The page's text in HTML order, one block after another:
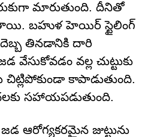
మారుతుంది. దీనితో
బహుళ హెయిర్ స్టైలింగ్
దెబ్బ తినడానికి దారి
వేసుకోవడం వల్ల చుట్టుకు
చిట్లిపోకుండా కాపాడుతుంది.
సహాయపడుతుంది.
జడ ఆరోగ్యకరమైన జుట్టును